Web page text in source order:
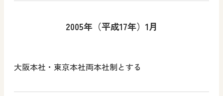
2005年（平成17年）1月
大阪本社・東京本社両本社制とする